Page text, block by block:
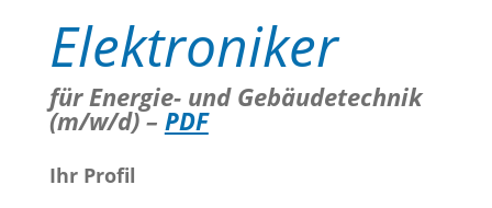
Elektroniker
für Energie- und Gebäudetechnik
(m/w/d) – PDF
Ihr Profil